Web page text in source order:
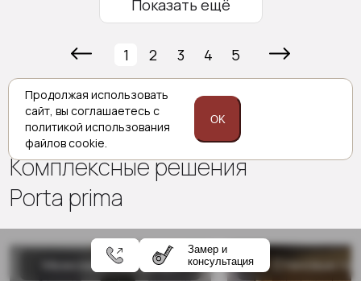
Показать ещё
1 2 3 4 5
Комплексные решения
Porta prima
Межкомнатные двери Стеновые
Замер и
консультация
Продолжая использовать
сайт, вы соглашаетесь с
политикой использования
файлов cookie.
OK